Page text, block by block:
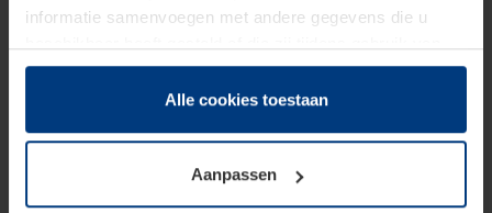
informatie samenvoegen met andere gegevens die u
hun diensten hebben verzameld.
Juridisch hebben wij het recht om cookies op uw
van deze pagina's absoluut vereist is. Voor alle andere
soorten cookies is uw toestemming benodigd. Uw
toestemming kunt u op elk moment bij de uitleg van de
Alle cookies toestaan
Aanpassen